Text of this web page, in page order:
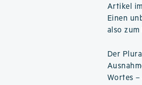
Artikel
Einen
also
Der
Wortes